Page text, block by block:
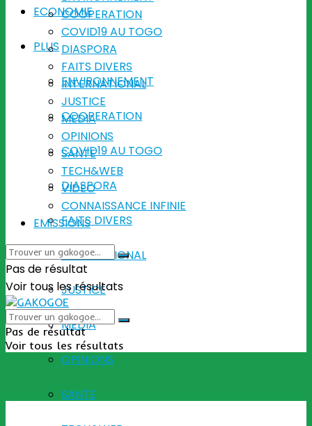
ECONOMIE
PLUS
ENVIRONNEMENT
COOPERATION
COVID19 AU TOGO
DIASPORA
FAITS DIVERS
INTERNATIONAL
JUSTICE
MEDIA
OPINIONS
SANTE
COOPERATION
COVID19 AU TOGO
DIASPORA
FAITS DIVERS
INTERNATIONAL
JUSTICE
MEDIA
OPINIONS
SANTE
TECH&WEB
VIDEO
CONNAISSANCE INFINIE
EMISSIONS
Pas de résultat
Voir tous les résultats
Pas de résultat
Voir tous les résultats